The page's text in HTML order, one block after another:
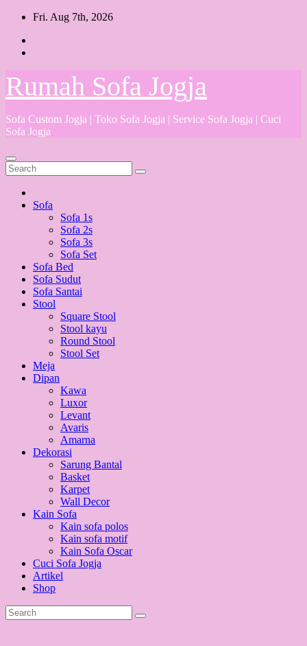
Skip
content
Fri. Aug 7th, 2026
Rumah Sofa Jogja
Sofa Custom Jogja | Toko Sofa Jogja | Service Sofa Jogja | Cuci
Sofa Jogja
Sofa
Sofa 1s
Sofa 2s
Sofa 3s
Sofa Set
Sofa Bed
Sofa Sudut
Sofa Santai
Stool
Square Stool
Stool kayu
Round Stool
Stool Set
Meja
Dipan
Kawa
Luxor
Levant
Avaris
Amarna
Dekorasi
Sarung Bantal
Basket
Karpet
Wall Decor
Kain Sofa
Kain sofa polos
Kain sofa motif
Kain Sofa Oscar
Cuci Sofa Jogja
Artikel
Shop